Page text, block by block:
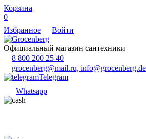
Корзина
0
Избранное
Войти
Официальный магазин сантехники
8 800 200 25 40
grocenberg@mail.ru, info@grocenberg.de
Telegram
Whatsapp